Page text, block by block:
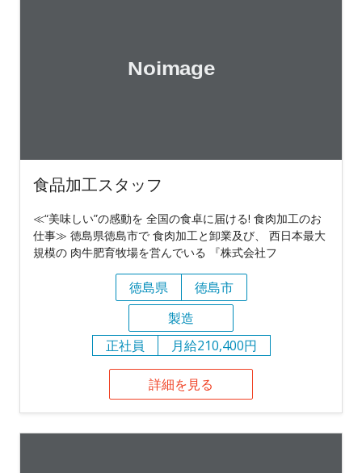
食品加工スタッフ
≪“美味しい”の感動を 全国の食卓に届ける! 食肉加工のお
仕事≫ 徳島県徳島市で 食肉加工と卸業及び、 西日本最大
規模の 肉牛肥育牧場を営んでいる 『株式会社フ
徳島県
徳島市
製造
正社員
月給210,400円
詳細を見る